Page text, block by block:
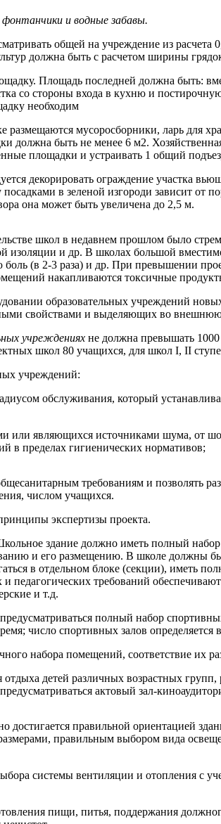
и водные забавы.
общей на учреждение из
должна быть с расчетом ширины
Площадь последней должна быть:
со стороны входа в кухню и
необходим
размещаются мусоросборники, ларь для
должна быть не менее 6 м2.
площадки и устраивать 1 общий
декорировать ограждение участка
в зеленой изгороди зависит от
она может быть увеличена до 2,5 м.
школ в недавнем прошлом было
и др. В школах большой
боль (в 2-3 раза) и др. При превышении
накапливаются токсичные
образовательных учреждений
свойствами и выделяющих во внешнюю
учреждениях не должна превышать 1000
школ 80 учащихся, для школ I, II
учреждений:
обслуживания, который
или являющихся источниками шума, от
в пределах гигиенических нормативов;
требованиям и позволять
числом учащихся.
экспертизы проекта.
здание должно иметь полный
и его размещению. В школе должны
в отдельном блоке (секции), иметь
педагогических требований
и т.д.
полный набор
число спортивных залов
набора помещений, соответствие их
детей различных возрастных
актовый зал-
правильной ориентацией
правильным выбором вида
системы вентиляции и отопления с
пищи, питья, поддержания